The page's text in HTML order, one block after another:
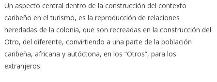
Un aspecto central dentro de la construcción del contexto
caribeño en el turismo, es la reproducción de relaciones
heredadas de la colonia, que son recreadas en la construcción del
Otro, del diferente, convirtiendo a una parte de la población
caribeña, africana y autóctona, en los “Otros”, para los
extranjeros.